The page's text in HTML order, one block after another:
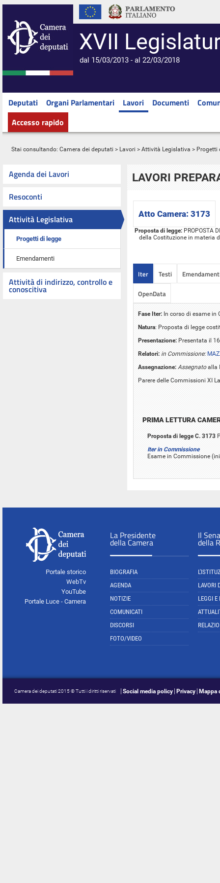
XVII
dal 15/03/2013 - al 22/03/2018
Deputati Organi Parlamentari Lavori Documenti
Accesso rapido
Stai consultando: Camera dei deputati > Lavori > Attività Legislativa > Progetti
Agenda dei Lavori
Resoconti
Attività Legislativa
Progetti di legge
Emendamenti
Attività di indirizzo, controllo e
conoscitiva
LAVORI
Atto Camera: 3173
Proposta di legge:PROPOSTA
della Costituzione in materia
Iter Testi
OpenData
Fase Iter: In corso di esame in
Natura: Proposta di legge
Presentazione: Presentata il
Relatori: in Commissione:
Assegnazione: Assegnatoalla
Parere delle Commissioni XI
PRIMA LETTURA
Proposta di legge C. 3173
Iter in Commissione
Esame in Commissione
Portale storico
WebTv
YouTube
Portale Luce - Camera
La Presidente
della Camera
BIOGRAFIA
AGENDA
NOTIZIE
COMUNICATI
DISCORSI
FOTO/VIDEO
Il
della
LAVORI
LEGGI E
Camera dei deputati 2015 © Tutti i diritti riservati Social media policy Privacy Mappa